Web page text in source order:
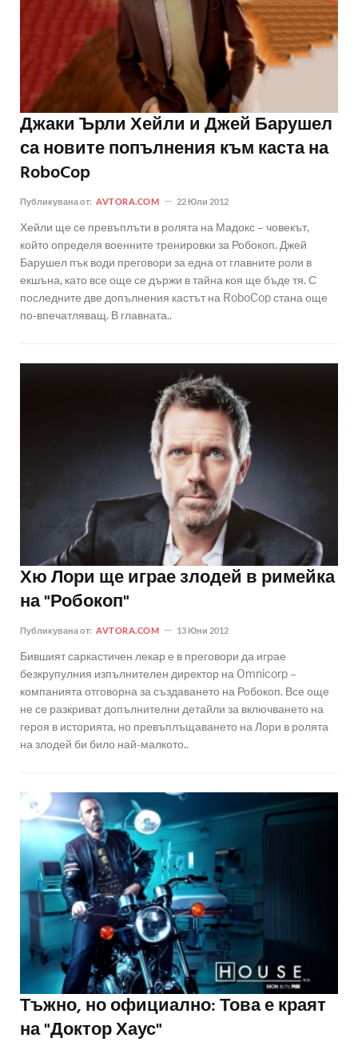
Джаки Ърли Хейли и Джей Барушел
са новите попълнения към каста на
RoboCop
Публикувана от: AVTORA.COM 22 Юли 2012
Хейли ще се превъплъти в ролята на Мадокс – човекът,
който определя военните тренировки за Робокоп. Джей
Барушел пък води преговори за една от главните роли в
екшъна, като все още се държи в тайна коя ще бъде тя. С
последните две допълнения кастът на RoboCop стана още
по-впечатляващ. В главната..
Хю Лори ще играе злодей в римейка
на "Робокоп"
Публикувана от: AVTORA.COM 13 Юни 2012
Бившият саркастичен лекар е в преговори да играе
безкрупулния изпълнителен директор на Omnicorp –
компанията отговорна за създаването на Робокоп. Все още
не се разкриват допълнителни детайли за включването на
героя в историята, но превъплъщаването на Лори в ролята
на злодей би било най-малкото..
Тъжно, но официално: Това е краят
на "Доктор Хаус"